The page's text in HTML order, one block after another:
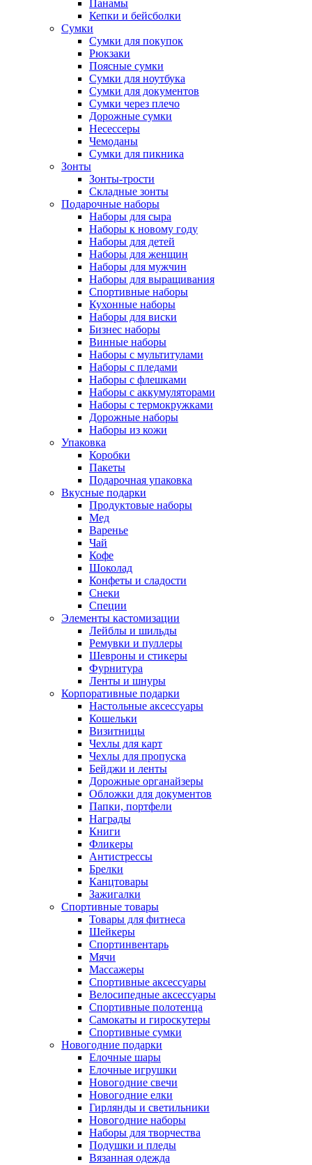
Панамы
Кепки и бейсболки
Сумки
Сумки для покупок
Рюкзаки
Поясные сумки
Сумки для ноутбука
Сумки для документов
Сумки через плечо
Дорожные сумки
Несессеры
Чемоданы
Сумки для пикника
Зонты
Зонты-трости
Складные зонты
Подарочные наборы
Наборы для сыра
Наборы к новому году
Наборы для детей
Наборы для женщин
Наборы для мужчин
Наборы для выращивания
Спортивные наборы
Кухонные наборы
Наборы для виски
Бизнес наборы
Винные наборы
Наборы с мультитулами
Наборы с пледами
Наборы с флешками
Наборы с аккумуляторами
Наборы с термокружками
Дорожные наборы
Наборы из кожи
Упаковка
Коробки
Пакеты
Подарочная упаковка
Вкусные подарки
Продуктовые наборы
Мед
Варенье
Чай
Кофе
Шоколад
Конфеты и сладости
Снеки
Специи
Элементы кастомизации
Лейблы и шильды
Ремувки и пуллеры
Шевроны и стикеры
Фурнитура
Ленты и шнуры
Корпоративные подарки
Настольные аксессуары
Кошельки
Визитницы
Чехлы для карт
Чехлы для пропуска
Бейджи и ленты
Дорожные органайзеры
Обложки для документов
Папки, портфели
Награды
Книги
Фликеры
Антистрессы
Брелки
Канцтовары
Зажигалки
Спортивные товары
Товары для фитнеса
Шейкеры
Спортинвентарь
Мячи
Массажеры
Спортивные аксессуары
Велосипедные аксессуары
Спортивные полотенца
Самокаты и гироскутеры
Спортивные сумки
Новогодние подарки
Елочные шары
Елочные игрушки
Новогодние свечи
Новогодние елки
Гирлянды и светильники
Новогодние наборы
Наборы для творчества
Подушки и пледы
Вязанная одежда